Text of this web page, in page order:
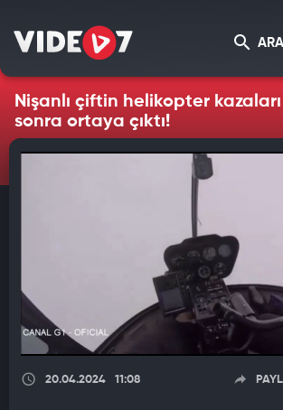
ARA
Nişanlı çiftin helikopter kazaları
sonra ortaya çıktı!
20.04.2024 11:08